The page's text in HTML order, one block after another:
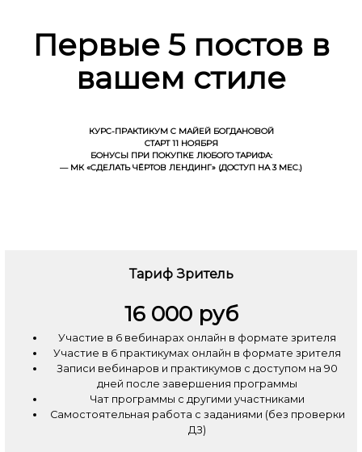
Первые 5 постов в
вашем стиле
КУРС-ПРАКТИКУМ С МАЙЕЙ БОГДАНОВОЙ
СТАРТ 11 НОЯБРЯ
БОНУСЫ ПРИ ПОКУПКЕ ЛЮБОГО ТАРИФА:
— МК «СДЕЛАТЬ ЧЁРТОВ ЛЕНДИНГ» (ДОСТУП НА 3 МЕС.)
Тариф Зритель
16 000 руб
Участие в 6 вебинарах онлайн в формате зрителя
Участие в 6 практикумах онлайн в формате зрителя
Записи вебинаров и практикумов с доступом на 90
дней после завершения программы
Чат программы с другими участниками
Самостоятельная работа с заданиями (без проверки
ДЗ)